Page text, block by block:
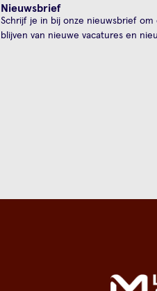
Nieuwsbrief
Schrijf je in bij onze nieuwsbrief
blijven van nieuwe vacatures en